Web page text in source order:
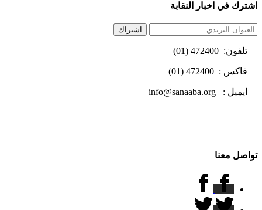
اشترك في اخبار النقابة
اشتراك
تلفون: 472400 (01)
فاكس : 472400 (01)
ايميل : info@sanaaba.org
تواصل معنا